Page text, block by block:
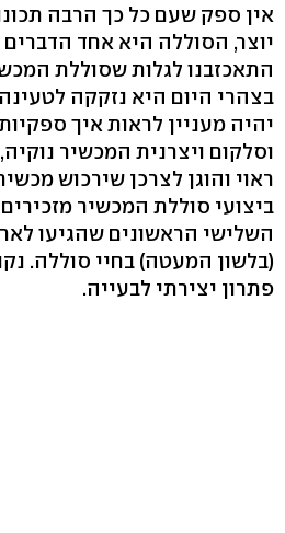
אין ספק שעם כל כך הרבה
יוצר, הסוללה היא אחד
התאכזבנו לגלות שסוללת
בצהרי היום היא נזקקה
וסלקום ויצרנית המכשיר
ראוי והוגן לצרכן שירכוש
ביצועי סוללת המכשיר
השלישי הראשונים שהגיעו
(בלשון המעטה) בחיי סוללה.
פתרון יצירתי לבעייה.